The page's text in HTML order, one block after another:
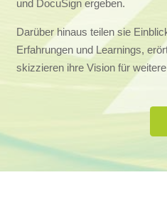
und DocuSign ergeben.
Darüber hinaus teilen sie
Erfahrungen und Learnings,
skizzieren ihre Vision für